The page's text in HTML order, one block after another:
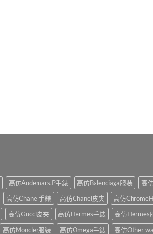
高仿Audemars.P手錶 高仿Balenciaga服裝
高
高仿Chanel手錶 高仿Chanel皮夹 高仿
高仿Gucci皮夹 高仿Hermes手錶 高仿Hermes
高仿Moncler服裝 高仿Omega手錶 高仿Other